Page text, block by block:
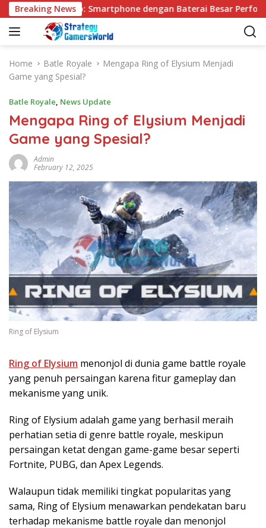
k
Breaking News
Y31d Pro: Smartphone dengan Baterai Besar Performa
Home Batle Royale
Mengapa Ring of Elysium Menjadi
Game yang Spesial?
Batle Royale, News Update
Mengapa Ring of Elysium Menjadi
Game yang Spesial?
Admin
February 12, 2025
Ring of Elysium
Ring of Elysium menonjol di dunia game battle royale
yang penuh persaingan karena fitur gameplay dan
mekanisme yang unik.
Ring of Elysium adalah game yang berhasil meraih
perhatian setia di genre battle royale, meskipun
persaingan ketat dengan game-game besar seperti
Fortnite, PUBG, dan Apex Legends.
Walaupun tidak memiliki tingkat popularitas yang
sama, Ring of Elysium menawarkan pendekatan baru
terhadap mekanisme battle royale dan menonjol